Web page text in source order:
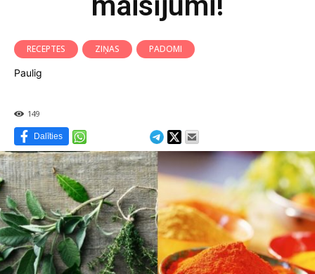
RECEPTES ZIŅAS
PADOMI
Paulig
149
Dalīties